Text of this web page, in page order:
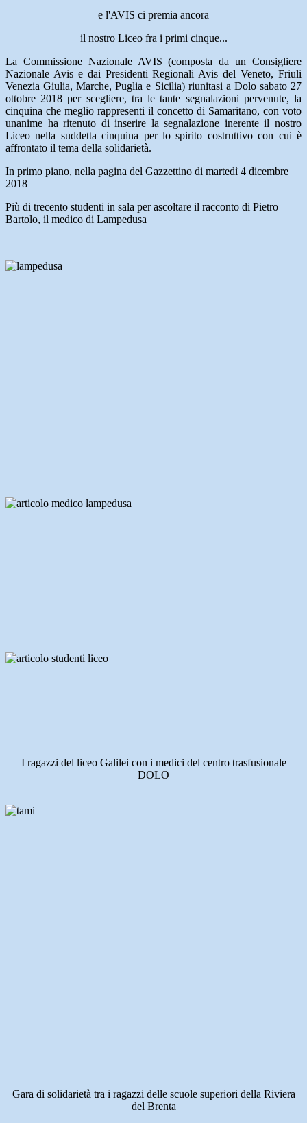
e l'AVIS ci premia ancora
il nostro Liceo fra i primi cinque...
La Commissione Nazionale AVIS (composta da un Consigliere
Nazionale Avis e dai Presidenti Regionali Avis del Veneto, Friuli
Venezia Giulia, Marche, Puglia e Sicilia) riunitasi a Dolo sabato 27
ottobre 2018 per scegliere, tra le tante segnalazioni pervenute, la
cinquina che meglio rappresenti il concetto di Samaritano, con voto
unanime ha ritenuto di inserire la segnalazione inerente il nostro
Liceo nella suddetta cinquina per lo spirito costruttivo con cui è
affrontato il tema della solidarietà.
In primo piano, nella pagina del Gazzettino di martedì 4 dicembre
2018
Più di trecento studenti in sala per ascoltare il racconto di Pietro
Bartolo, il medico di Lampedusa
I ragazzi del liceo Galilei con i medici del centro trasfusionale
DOLO
Gara di solidarietà tra i ragazzi delle scuole superiori della Riviera
del Brenta